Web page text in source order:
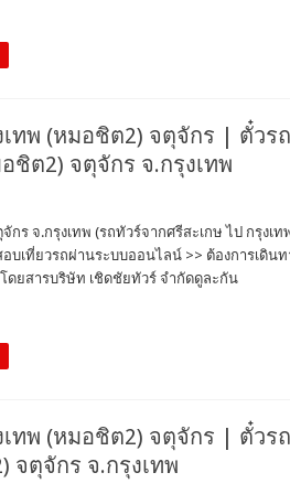
ทพ (หมอชิต2) จตุจักร | ตั๋วร
ชิต2) จตุจักร จ.กรุงเทพ
ร จ.กรุงเทพ (รถทัวร์จากศรีสะเกษ ไป กรุงเท
บเที่ยวรถผ่านระบบออนไลน์ >> ต้องการเดินท
ดยสารบริษัท เชิดชัยทัวร์ จำกัดดูละกัน
ทพ (หมอชิต2) จตุจักร | ตั๋วร
จตุจักร จ.กรุงเทพ